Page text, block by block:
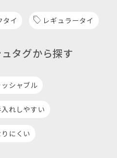
タイ レギュラータイ
タグから探す
ッシャブル
入れしやすい
にくい